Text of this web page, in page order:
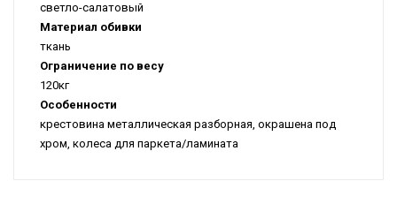
светло-салатовый
Материал обивки
ткань
Ограничение по весу
120кг
Особенности
крестовина металлическая разборная, окрашена под
хром, колеса для паркета/ламината